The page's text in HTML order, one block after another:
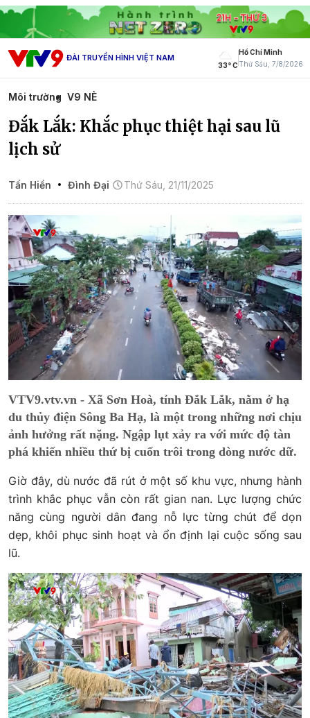
ĐÀI TRUYỀN HÌNH VIỆT NAM
33° C
Hồ Chí Minh
Thứ Sáu, 7/8/2026
Môi trường V9 NÈ
Đắk Lắk: Khắc phục thiệt hại sau lũ
lịch sử
Tấn Hiền Đình Đại Thứ Sáu, 21/11/2025
VTV9.vtv.vn - Xã Sơn Hoà, tỉnh Đắk Lắk, nằm ở hạ
du thủy điện Sông Ba Hạ, là một trong những nơi chịu
ảnh hưởng rất nặng. Ngập lụt xảy ra với mức độ tàn
phá khiến nhiều thứ bị cuốn trôi trong dòng nước dữ.
Giờ đây, dù nước đã rút ở một số khu vực, nhưng hành
trình khắc phục vẫn còn rất gian nan. Lực lượng chức
năng cùng người dân đang nỗ lực từng chút để dọn
dẹp, khôi phục sinh hoạt và ổn định lại cuộc sống sau
lũ.